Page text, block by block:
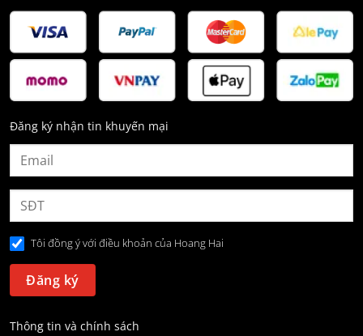
Đăng ký nhận tin khuyến mại
Tôi đồng ý với điều khoản của Hoang Hai
Thông tin và chính sách